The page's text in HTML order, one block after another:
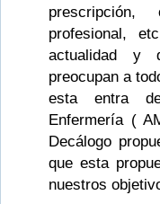
profesional,
actualidad y
preocupan a
esta entra
Enfermería (
Decálogo
que esta
nuestros